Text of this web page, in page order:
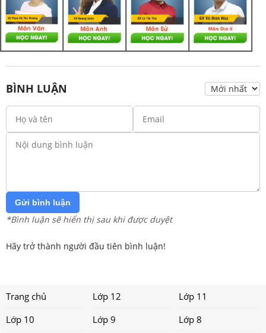
BÌNH LUẬN
Gửi bình luận
*Bình luận sẽ hiển thị sau khi được duyệt
Hãy trở thành người đầu tiên bình luận!
Trang chủ Lớp 12
Lớp 11
Lớp 10
Lớp 9
Lớp 8